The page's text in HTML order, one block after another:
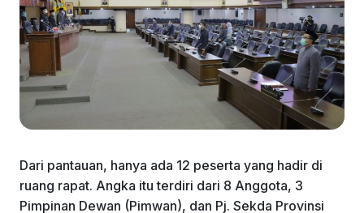
Dari pantauan, hanya ada 12 peserta yang hadir di
ruang rapat. Angka itu terdiri dari 8 Anggota, 3
Pimpinan Dewan (Pimwan), dan Pj. Sekda Provinsi